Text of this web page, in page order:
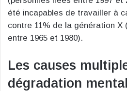
été incapables de travailler à
contre 11% de la génération X
entre 1965 et 1980).
Les causes
dégradation